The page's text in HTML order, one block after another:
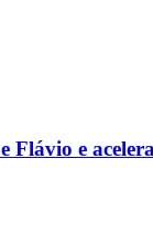
Flávio e